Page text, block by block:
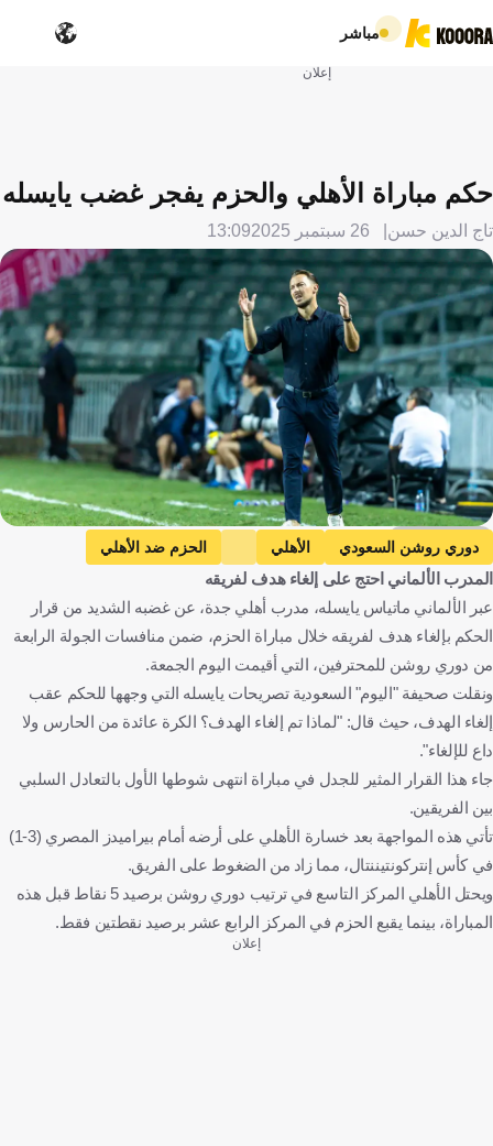
مباشر
إعلان
حكم مباراة الأهلي والحزم يفجر غضب يايسله
تاج الدين حسن 26 سبتمبر 2025 13:09
دوري روشن السعودي الأهلي
الحزم ضد الأهلي
الحزم
ماتياس يايسله المملكة العربية السعودية
كرة قدم
المدرب الألماني احتج على إلغاء هدف لفريقه
عبر الألماني ماتياس يايسله، مدرب أهلي جدة، عن غضبه الشديد من قرار
الحكم بإلغاء هدف لفريقه خلال مباراة الحزم، ضمن منافسات الجولة الرابعة
من دوري روشن للمحترفين، التي أقيمت اليوم الجمعة.
ونقلت صحيفة "اليوم" السعودية تصريحات يايسله التي وجهها للحكم عقب
إلغاء الهدف، حيث قال: "لماذا تم إلغاء الهدف؟ الكرة عائدة من الحارس ولا
داع للإلغاء".
جاء هذا القرار المثير للجدل في مباراة انتهى شوطها الأول بالتعادل السلبي
بين الفريقين.
تأتي هذه المواجهة بعد خسارة الأهلي على أرضه أمام بيراميدز المصري (3-1)
في كأس إنتركونتيننتال، مما زاد من الضغوط على الفريق.
ويحتل الأهلي المركز التاسع في ترتيب دوري روشن برصيد 5 نقاط قبل هذه
المباراة، بينما يقبع الحزم في المركز الرابع عشر برصيد نقطتين فقط.
إعلان